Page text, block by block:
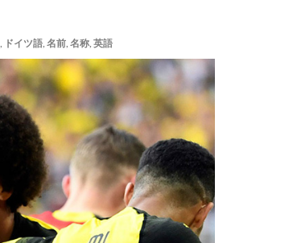
, ドイツ語, 名前, 名称, 英語